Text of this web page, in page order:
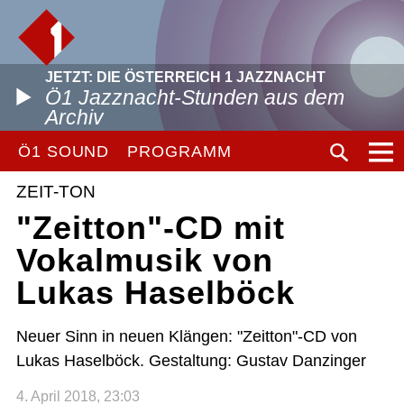
JETZT: DIE ÖSTERREICH 1 JAZZNACHT
Ö1 Jazznacht-Stunden aus dem
Archiv
Ö1 SOUND PROGRAMM
ZEIT-TON
"Zeitton"-CD mit
Vokalmusik von
Lukas Haselböck
Neuer Sinn in neuen Klängen: "Zeitton"-CD von
Lukas Haselböck. Gestaltung: Gustav Danzinger
4. April 2018, 23:03